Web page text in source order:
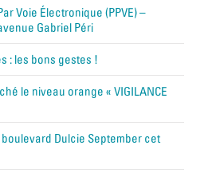
Voie Électronique (PPVE) –
Gabriel Péri
: les bons gestes !
le niveau orange « VIGILANCE
Dulcie September cet